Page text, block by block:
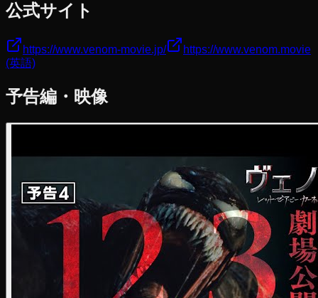
公式サイト
https://www.venom-movie.jp/
https://www.venom.movie
(英語)
予告編・映像